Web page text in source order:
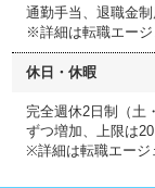
通勤手当、退職金
※詳細は転職エージ
休日・休暇
完全週休2日制（土
ずつ増加、上限は
※詳細は転職エージ